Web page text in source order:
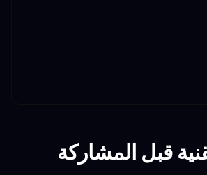
قبل المشاركة